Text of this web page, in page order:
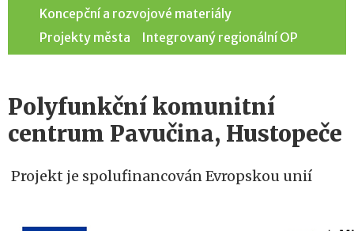
Koncepční a rozvojové materiály
Projekty města
Integrovaný regionální OP
Polyfunkční komunitní
centrum Pavučina, Hustopeče
Projekt je spolufinancován Evropskou unií